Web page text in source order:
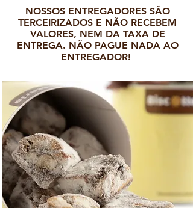
NOSSOS ENTREGADORES SÃO
TERCEIRIZADOS E NÃO RECEBEM
VALORES, NEM DA TAXA DE
ENTREGA. NÃO PAGUE NADA AO
ENTREGADOR!